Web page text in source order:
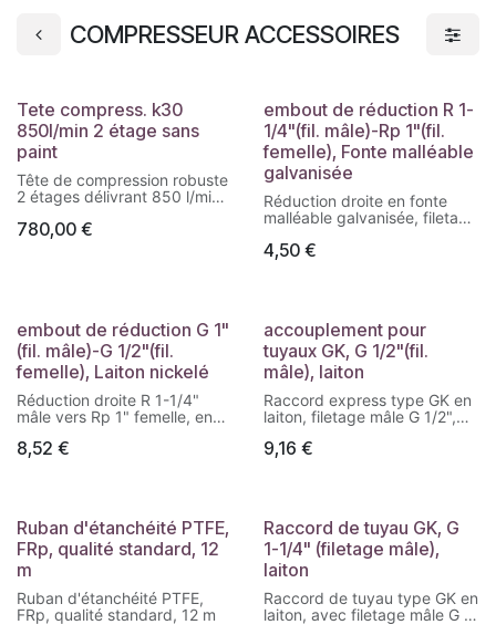
COMPRESSEUR ACCESSOIRES
Tete compress. k30
850l/min 2 étage sans
paint
Tête de compression robuste
2 étages délivrant 850 l/min,
intensives. Version brute
780,00 €
embout de réduction R 1-
1/4"(fil. mâle)-Rp 1"(fil.
femelle), Fonte malléable
galvanisée
Réduction droite en fonte
malléable galvanisée, filetage
femelle Rp 1", pour
4,50€
embout de réduction G 1"
(fil. mâle)-G 1/2"(fil.
femelle), Laiton nickelé
Réduction droite R 1-1/4"
mâle vers Rp 1" femelle, en
pour adaptation sur réseaux
8,52 €
accouplement pour
tuyaux GK, G 1/2"(fil.
mâle), laiton
Raccord express type GK en
laiton, filetage mâle G 1/2",
fiable dans les installations à
9,16 €
Ruban d'étanchéité PTFE,
FRp, qualité standard, 12
m
Ruban d'étanchéité PTFE,
FRp, qualité standard, 12 m
Raccord de tuyau GK, G
1-1/4" (filetage mâle),
laiton
Raccord de tuyau type GK en
laiton, avec filetage mâle G 1-